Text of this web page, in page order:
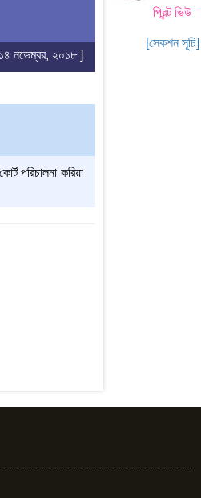
প্রিন্ট ভিউ
[সেকশন সূচি]
নভেম্বর, ২০১৮ ]
পরিচালনা করিয়া